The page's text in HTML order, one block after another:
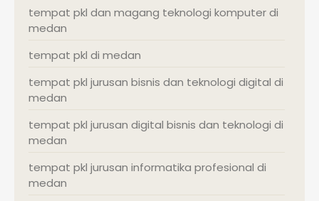
tempat pkl dan magang teknologi komputer di
medan
tempat pkl di medan
tempat pkl jurusan bisnis dan teknologi digital di
medan
tempat pkl jurusan digital bisnis dan teknologi di
medan
tempat pkl jurusan informatika profesional di
medan